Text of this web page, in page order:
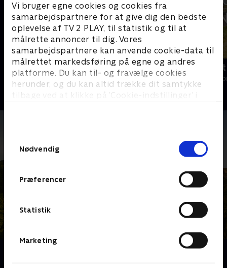
Vi bruger egne cookies og cookies fra
samarbejdspartnere for at give dig den bedste
oplevelse af TV 2 PLAY, til statistik og til at
målrette annoncer til dig. Vores
samarbejdspartnere kan anvende cookie-data til
målrettet markedsføring på egne og andres
platforme. Du kan til- og fravælge cookies
herunder, og du kan altid trække dit samtykke
tilbage ved at klikke på ’Cookie-indstillinger’ i
Nødvendig
Præferencer
Statistik
Marketing
Linde på Langeland
Livsstil • 5 sæsoner Livsstil • 1